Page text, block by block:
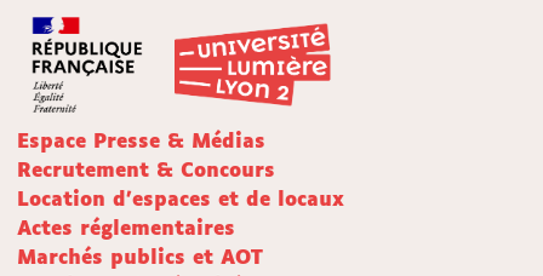
Espace Presse & Médias
Recrutement & Concours
Location d'espaces et de locaux
Actes réglementaires
Marchés publics et AOT